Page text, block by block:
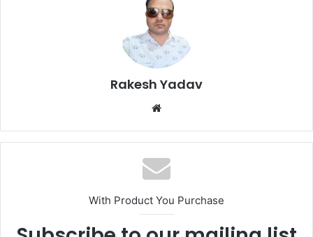
Rakesh Yadav
b
s
i
e
With Product You Purchase